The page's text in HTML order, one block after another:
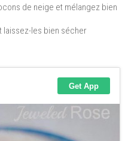
de neige et mélangez bien
laissez-les bien sécher